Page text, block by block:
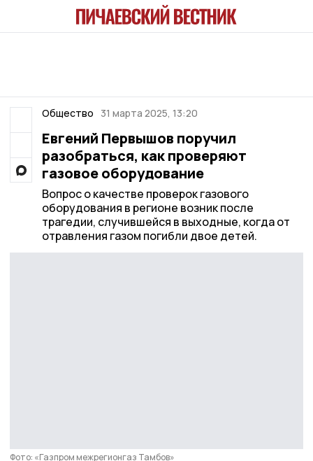
Общество 31 марта 2025, 13:20
Евгений Первышов поручил
разобраться, как проверяют
газовое оборудование
Вопрос о качестве проверок газового
оборудования в регионе возник после
трагедии, случившейся в выходные, когда от
отравления газом погибли двое детей.
Фото: «Газпром межрегионгаз Тамбов»